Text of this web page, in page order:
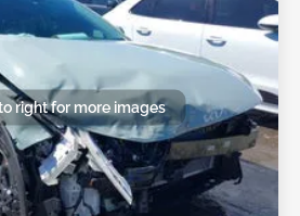
right for more images